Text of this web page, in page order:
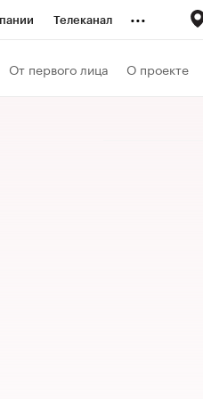
Телеканал ...
От первого лица О проекте